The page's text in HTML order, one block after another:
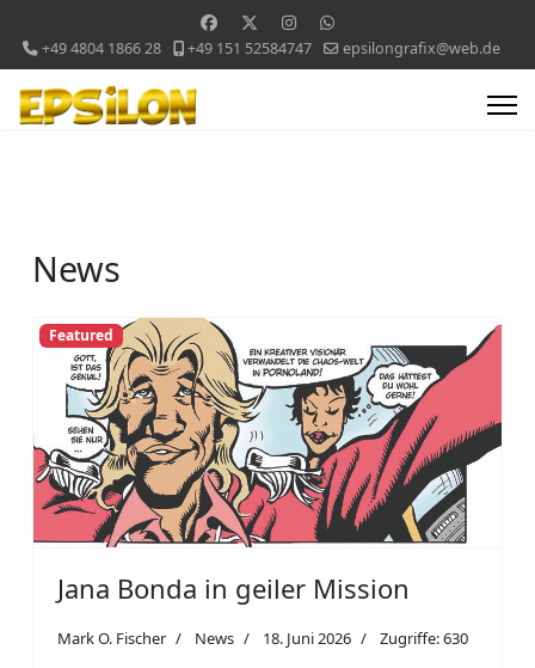
+49 4804 1866 28 +49 151 52584747 epsilongrafix@web.de
News
Featured
Jana Bonda in geiler Mission
Mark O. Fischer News 18. Juni 2026 Zugriffe: 630